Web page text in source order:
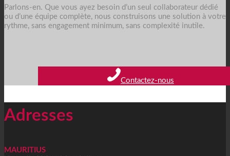
Parlons-en. Que vous ayez besoin d’un seul collaborateur dédié
ou d’une équipe complète, nous construisons une solution à votre
rythme, sans engagement minimum, sans complexité inutile.
Contactez-nous
Adresses
MAURITIUS